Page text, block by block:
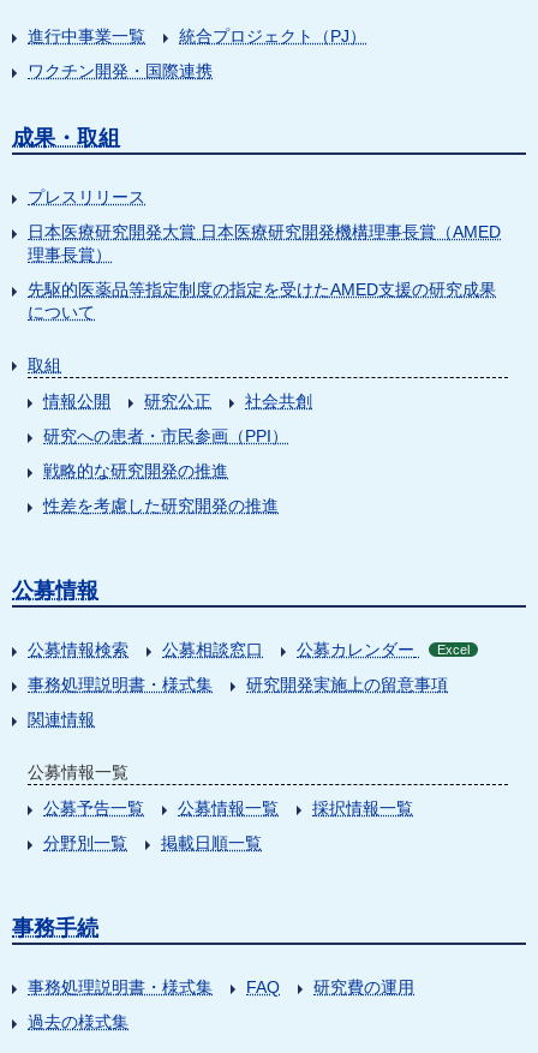
進行中事業一覧
統合プロジェクト（PJ）
ワクチン開発・国際連携
成果・取組
プレスリリース
日本医療研究開発大賞 日本医療研究開発機構理事長賞（AMED
理事長賞）
先駆的医薬品等指定制度の指定を受けたAMED支援の研究成果
について
取組
情報公開
研究公正
社会共創
研究への患者・市民参画（PPI）
戦略的な研究開発の推進
性差を考慮した研究開発の推進
公募情報
公募情報検索 公募相談窓口 公募カレンダー Excel
事務処理説明書・様式集
研究開発実施上の留意事項
関連情報
公募情報一覧
公募予告一覧
公募情報一覧
採択情報一覧
分野別一覧
掲載日順一覧
事務手続
事務処理説明書・様式集 FAQ
研究費の運用
過去の様式集